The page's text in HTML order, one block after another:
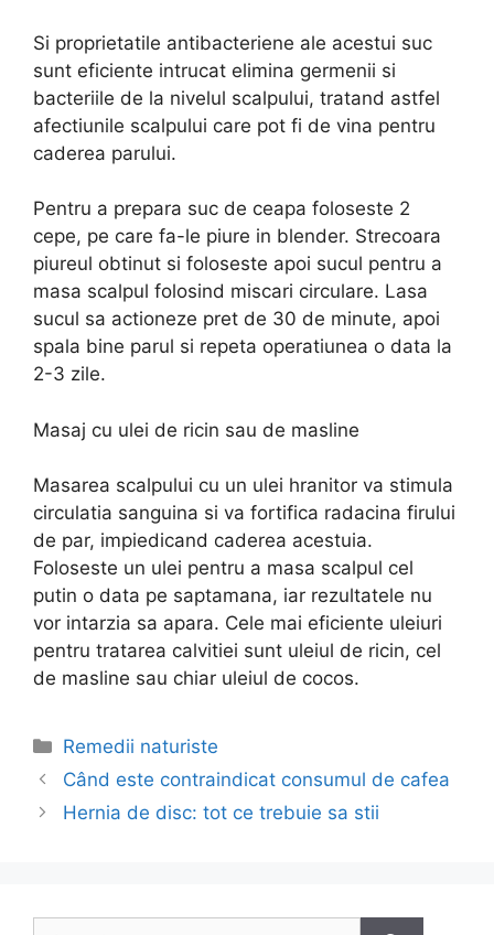
Si proprietatile antibacteriene ale acestui suc
sunt eficiente intrucat elimina germenii si
bacteriile de la nivelul scalpului, tratand astfel
afectiunile scalpului care pot fi de vina pentru
caderea parului.
Pentru a prepara suc de ceapa foloseste 2
cepe, pe care fa-le piure in blender. Strecoara
piureul obtinut si foloseste apoi sucul pentru a
masa scalpul folosind miscari circulare. Lasa
sucul sa actioneze pret de 30 de minute, apoi
spala bine parul si repeta operatiunea o data la
2-3 zile.
Masaj cu ulei de ricin sau de masline
Masarea scalpului cu un ulei hranitor va stimula
circulatia sanguina si va fortifica radacina firului
de par, impiedicand caderea acestuia.
Foloseste un ulei pentru a masa scalpul cel
putin o data pe saptamana, iar rezultatele nu
vor intarzia sa apara. Cele mai eficiente uleiuri
pentru tratarea calvitiei sunt uleiul de ricin, cel
de masline sau chiar uleiul de cocos.
Categories
Remedii naturiste
Post
navigation
Când este contraindicat consumul de cafea
Hernia de disc: tot ce trebuie sa stii
Search